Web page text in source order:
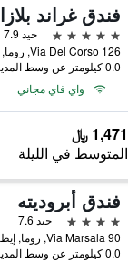
فندق غراند بلازا
5 نجوم
جيد 7.9
Via Del Corso 126, روما, إيطاليا
0.0 كيلومتر عن وسط المدينة
واي فاي مجاني
1,471 ﷼
المتوسط في الليلة
فندق أبروديته
4 نجوم
جيد 7.6
Via Marsala 90, روما, إيطاليا
0.0 كيلومتر عن وسط المدينة